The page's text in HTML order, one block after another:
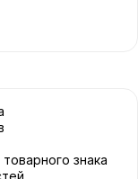
товарного знака